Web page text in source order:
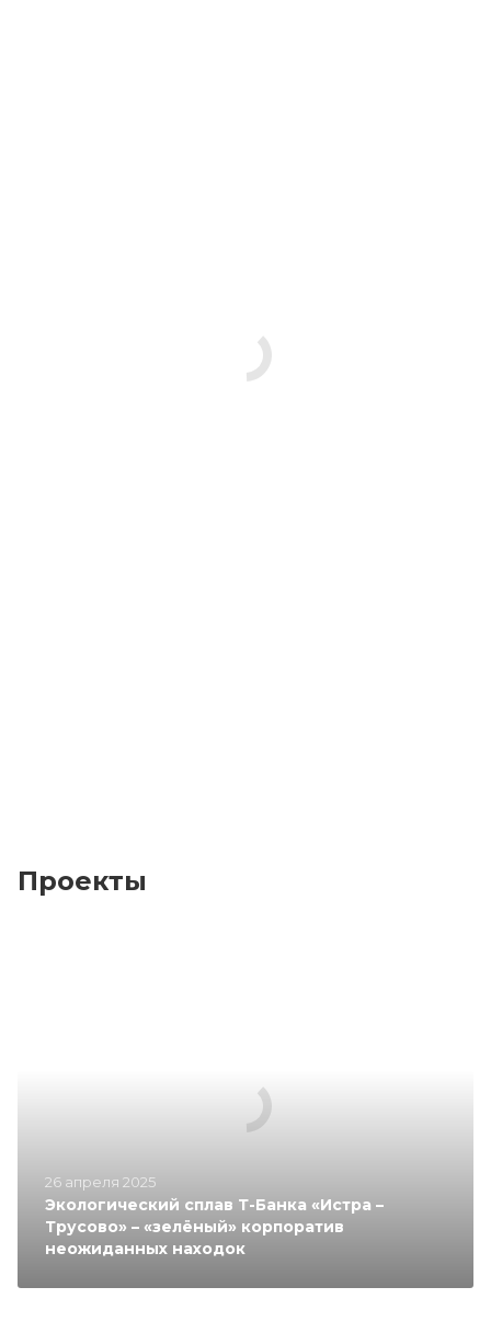
Проекты
26 апреля 2025
Экологический сплав Т-Банка «Истра –
Трусово» – «зелёный» корпоратив
неожиданных находок